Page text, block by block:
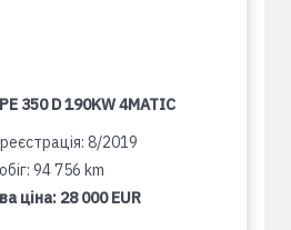
350 D 190KW 4MATIC
8/2019
94 756 km
ціна: 28 000 EUR